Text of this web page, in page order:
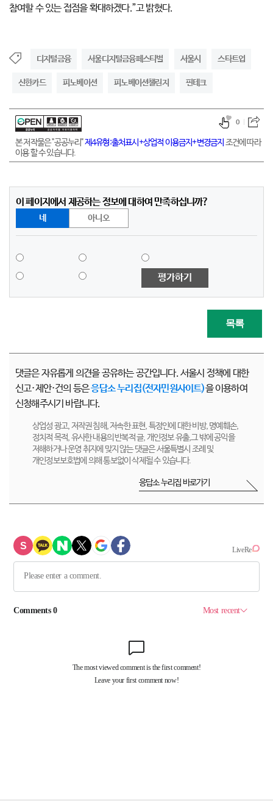
참여할 수 있는 접점을 확대하겠다.”고 밝혔다.
디지털금융 서울디지털금융페스티벌 서울시 스타트업
신한카드 피노베이션 피노베이션챌린지 핀테크
본 저작물은 "공공누리"제4유형:출처표시+상업적 이용금지+변경금지 조건에 따라
이용 할 수 있습니다.
0
이 페이지에서 제공하는 정보에 대하여 만족하십니까?
네 아니오
평가하기
목록
댓글은 자유롭게 의견을 공유하는 공간입니다. 서울시 정책에 대한
신고·제안·건의 등은응답소 누리집(전자민원사이트)을 이용하여
신청해주시기 바랍니다.
상업성 광고, 저작권 침해, 저속한 표현, 특정인에 대한 비방, 명예훼손,
정치적 목적, 유사한 내용의 반복적 글, 개인정보 유출,그 밖에 공익을
저해하거나 운영 취지에 맞지 않는 댓글은 서울특별시 조례 및
개인정보보호법에 의해 통보없이 삭제될 수 있습니다.
응답소 누리집 바로가기